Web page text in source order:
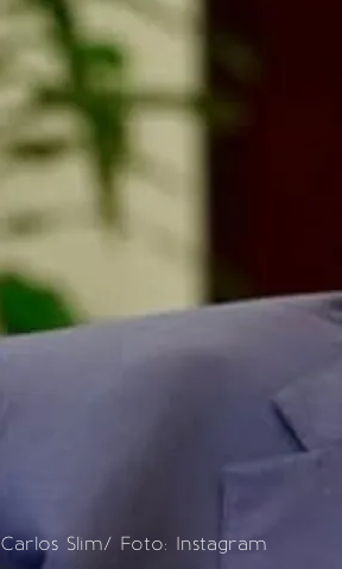
Carlos Slim/ Foto: Instagram